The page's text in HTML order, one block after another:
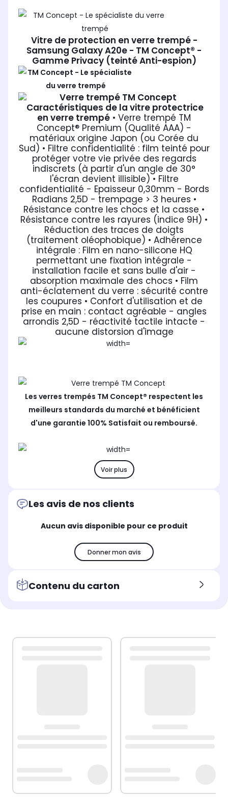
Vitre de protection en verre trempé -
Samsung Galaxy A20e - TM Concept® -
Gamme Privacy (teinté Anti-espion)
Caractéristiques de la vitre protectrice
en verre trempé • Verre trempé TM
Concept® Premium (Qualité AAA) -
matériaux origine Japon (ou Corée du
Sud) • Filtre confidentialité : film teinté pour
protéger votre vie privée des regards
indiscrets (à partir d'un angle de 30°
l'écran devient illisible) • Filtre
confidentialité - Epaisseur 0,30mm - Bords
Radians 2,5D - trempage > 3 heures •
Résistance contre les chocs et la casse •
Résistance contre les rayures (indice 9H) •
Réduction des traces de doigts
(traitement oléophobique) • Adhérence
intégrale : Film en nano-silicone HQ
permettant une fixation intégrale -
installation facile et sans bulle d'air -
absorption maximale des chocs • Film
anti-éclatement du verre : sécurité contre
les coupures • Confort d'utilisation et de
prise en main : contact agréable - angles
arrondis 2,5D - réactivité tactile intacte -
aucune distorsion d'image
Les verres trempés TM Concept® respectent les
meilleurs standards du marché et bénéficient
d'une garantie 100% Satisfait ou remboursé.
Voir plus
Les avis de nos clients
Aucun avis disponible pour ce produit
Donner mon avis
Contenu du carton